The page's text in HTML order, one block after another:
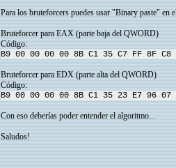
Para los bruteforcers puedes usar "Binary paste"
Bruteforcer para EAX (parte baja del QWORD)
Código:
B9 00 00 00 00 8B C1 35 C7 FF 8F C8
Bruteforcer para EDX (parte alta del QWORD)
Código:
B9 00 00 00 00 8B C1 35 23 E7 96 07
Con eso deberías poder entender el algoritmo...
Saludos!